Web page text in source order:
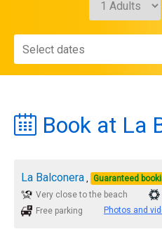
Book at La
La Balconera , Guaranteed
Very close to the beach
Free parking
Photos and